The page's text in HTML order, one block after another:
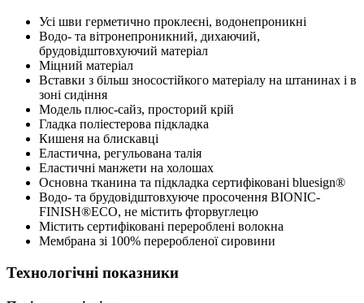
Усі шви герметично проклеєні, водонепроникні
Водо- та вітронепроникний, дихаючий,
брудовідштовхуючий матеріал
Міцний матеріал
Вставки з більш зносостійкого матеріалу на штанинах і в
зоні сидіння
Модель плюс-сайз, просторий крій
Гладка поліестерова підкладка
Кишеня на блискавці
Еластична, регульована талія
Еластичні манжети на холошах
Основна тканина та підкладка сертифіковані bluesign®
Водо- та брудовідштовхуюче просочення BIONIC-
FINISH®ECO, не містить фторвуглецю
Містить сертифіковані перероблені волокна
Мембрана зі 100% переробленої сировини
Технологічні показники